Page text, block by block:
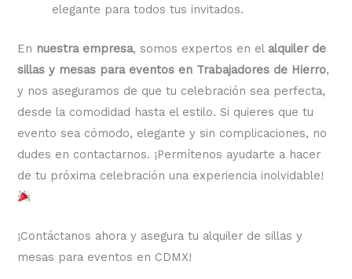
elegante para todos tus invitados.
En nuestra empresa, somos expertos en el alquiler de
sillas y mesas para eventos en Trabajadores de Hierro,
y nos aseguramos de que tu celebración sea perfecta,
desde la comodidad hasta el estilo. Si quieres que tu
evento sea cómodo, elegante y sin complicaciones, no
dudes en contactarnos. ¡Permítenos ayudarte a hacer
de tu próxima celebración una experiencia inolvidable!
¡Contáctanos ahora y asegura tu alquiler de sillas y
mesas para eventos en CDMX!